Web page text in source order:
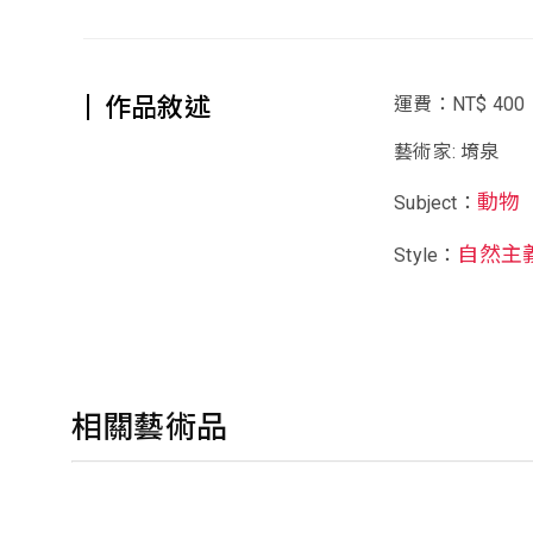
作品敘述 運費：NT$ 400
藝術家: 堉泉
Subject： 動物
Style： 自然主
相關藝術品